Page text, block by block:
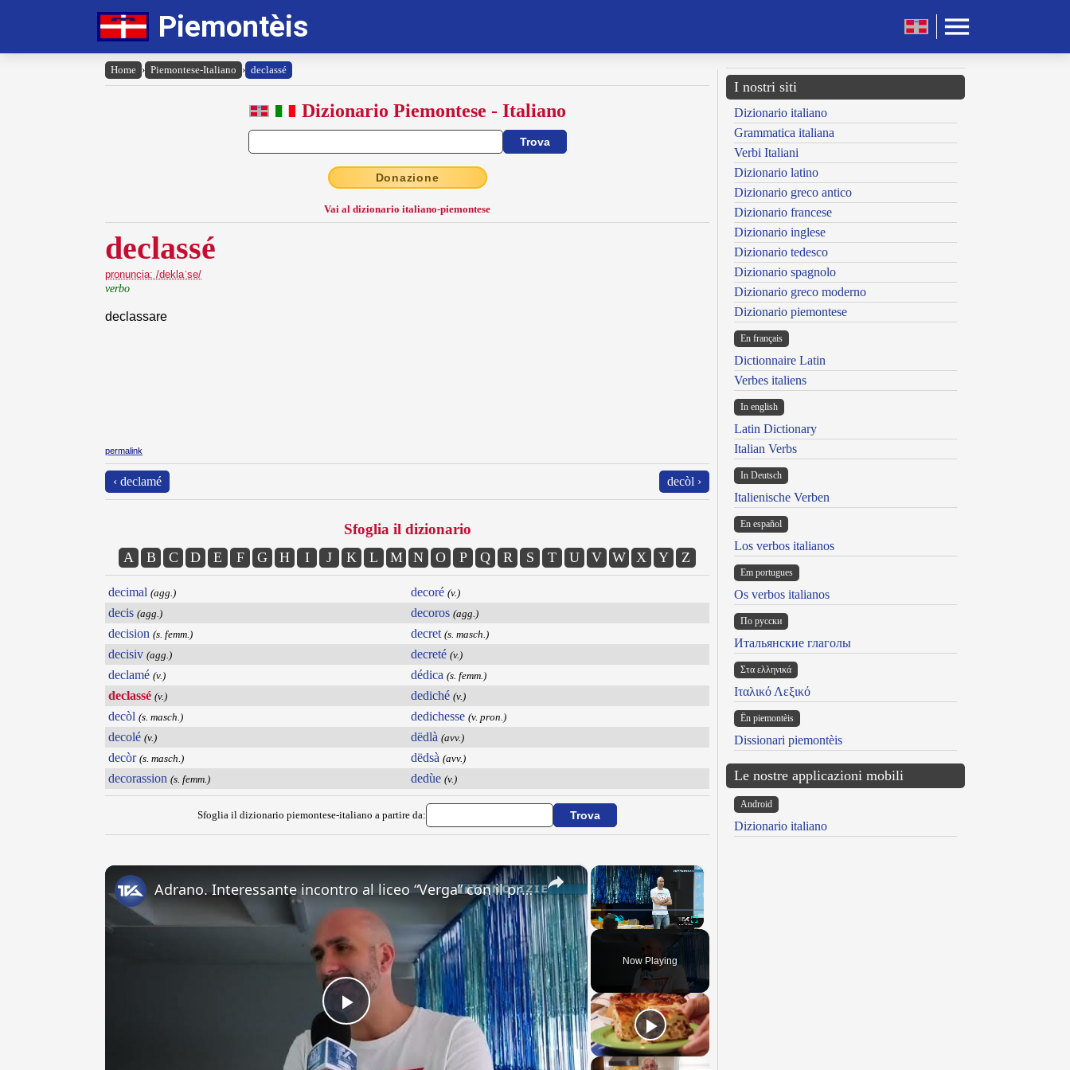
Piemontèis
Home › Piemontese-Italiano › declassé
Dizionario Piemontese - Italiano
Donazione
Vai al dizionario italiano-piemontese
declassé
pronuncia: /deklaˈse/
verbo
declassare
permalink
‹ declamé decòl ›
Sfoglia il dizionario
A B C D E F G H I J K L M N O P Q R S T U V W X Y Z
decimal (agg.)
decis (agg.)
decision (s. femm.)
decisiv (agg.)
declamé (v.)
declassé (v.)
decòl (s. masch.)
decolé (v.)
decòr (s. masch.)
decorassion (s. femm.)
decoré (v.)
decoros (agg.)
decret (s. masch.)
decreté (v.)
dédica (s. femm.)
dediché (v.)
dedichesse (v. pron.)
dëdlà (avv.)
dëdsà (avv.)
dedùe (v.)
Sfoglia il dizionario piemontese-italiano a partire da:
×
Fullscreen
Now Playing
×
Play
Adrano. Interessante incontro al liceo “Verga” con il prof. Fabio Gamberini. Studenti del Linguistic
I nostri siti
Dizionario italiano
Grammatica italiana
Verbi Italiani
Dizionario latino
Dizionario greco antico
Dizionario francese
Dizionario inglese
Dizionario tedesco
Dizionario spagnolo
Dizionario greco moderno
Dizionario piemontese
En français
Dictionnaire Latin
Verbes italiens
In english
Latin Dictionary
Italian Verbs
In Deutsch
Italienische Verben
En español
Los verbos italianos
Em portugues
Os verbos italianos
По русски
Итальянские глаголы
Στα ελληνικά
Ιταλικό Λεξικό
Ën piemontèis
Dissionari piemontèis
Le nostre applicazioni mobili
Android
Dizionario italiano